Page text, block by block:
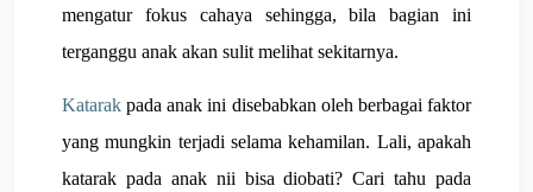
mengatur fokus cahaya sehingga, bila bagian ini
terganggu anak akan sulit melihat sekitarnya.
Katarak pada anak ini disebabkan oleh berbagai faktor
yang mungkin terjadi selama kehamilan. Lali, apakah
katarak pada anak nii bisa diobati? Cari tahu pada